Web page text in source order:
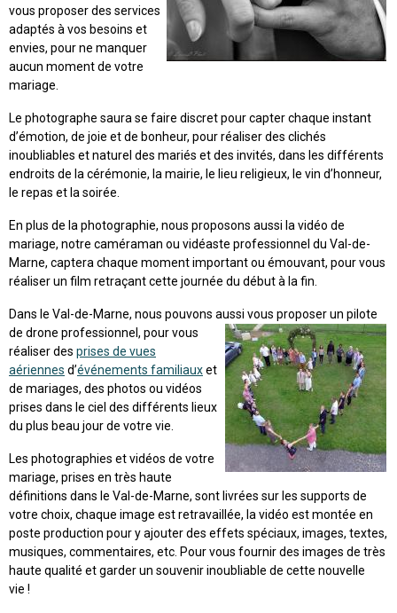
vous proposer des services
adaptés à vos besoins et
envies, pour ne manquer
aucun moment de votre
mariage.
Le photographe saura se faire discret pour capter chaque instant
d’émotion, de joie et de bonheur, pour réaliser des clichés
inoubliables et naturel des mariés et des invités, dans les différents
endroits de la cérémonie, la mairie, le lieu religieux, le vin d’honneur,
le repas et la soirée.
En plus de la photographie, nous proposons aussi la vidéo de
mariage, notre caméraman ou vidéaste professionnel du Val-de-
Marne, captera chaque moment important ou émouvant, pour vous
réaliser un film retraçant cette journée du début à la fin.
Dans le Val-de-Marne, nous pouvons aussi vous proposer un pilote
de drone professionnel, pour vous
réaliser des prises de vues
aériennes d’événements familiauxet
de mariages, des photos ou vidéos
prises dans le ciel des différents lieux
du plus beau jour de votre vie.
Les photographies et vidéos de votre
mariage, prises en très haute
définitions dans le Val-de-Marne, sont livrées sur les supports de
votre choix, chaque image est retravaillée, la vidéo est montée en
poste production pour y ajouter des effets spéciaux, images, textes,
musiques, commentaires, etc. Pour vous fournir des images de très
haute qualité et garder un souvenir inoubliable de cette nouvelle
vie !